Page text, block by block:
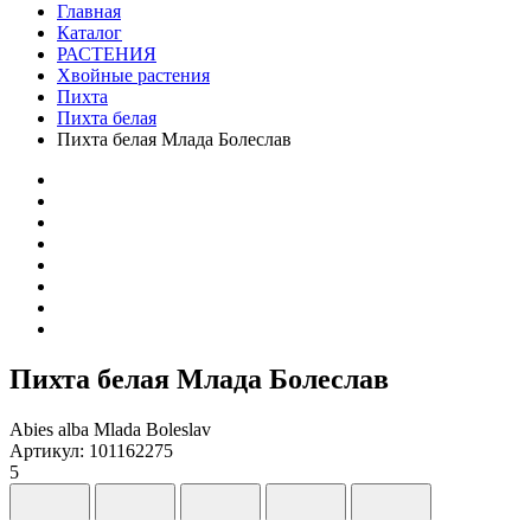
Главная
Каталог
РАСТЕНИЯ
Хвойные растения
Пихта
Пихта белая
Пихта белая Млада Болеслав
Пихта белая Млада Болеслав
Abies alba Mlada Boleslav
Артикул: 101162275
5